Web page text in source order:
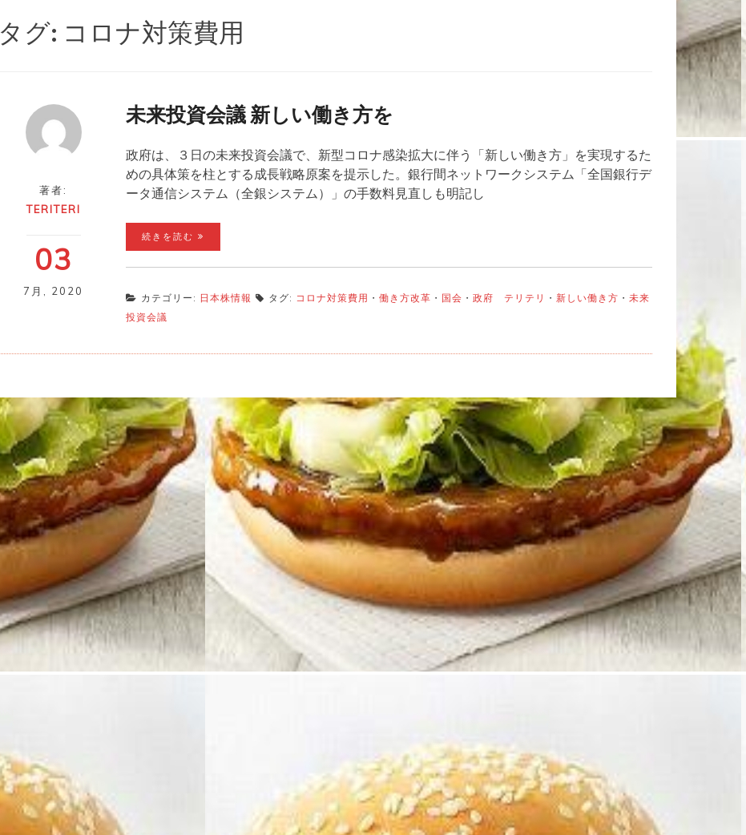
タグ: コロナ対策費用
著者:
TERITERI
03
7月 , 2020
未来投資会議 新しい働き方を
政府は、３日の未来投資会議で、新型コロナ感染拡大に伴う「新しい働き方」を実現するた
めの具体策を柱とする成長戦略原案を提示した。銀行間ネットワークシステム「全国銀行デ
ータ通信システム（全銀システム）」の手数料見直しも明記し
続きを読む
カテゴリー: 日本株情報 タグ: コロナ対策費用 ・ 働き方改革 ・ 国会 ・ 政府 テリテリ ・ 新しい働き方 ・ 未来
投資会議